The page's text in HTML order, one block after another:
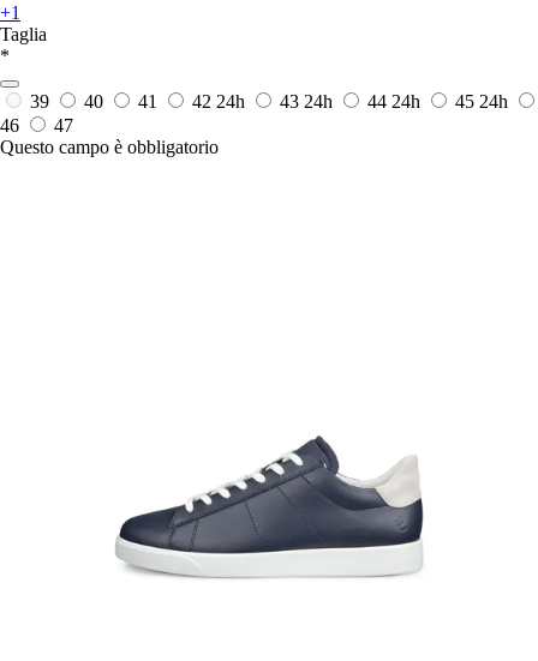
+1
Taglia
*
39 40 41 42 24h 43 24h 44 24h 45 24h
46
47
Questo campo è obbligatorio